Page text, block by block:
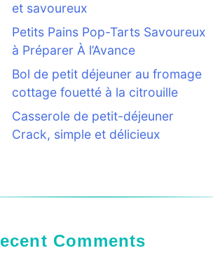
et savoureux
Petits Pains Pop-Tarts Savoureux
à Préparer À l’Avance
Bol de petit déjeuner au fromage
cottage fouetté à la citrouille
Casserole de petit-déjeuner
Crack, simple et délicieux
Recent Comments